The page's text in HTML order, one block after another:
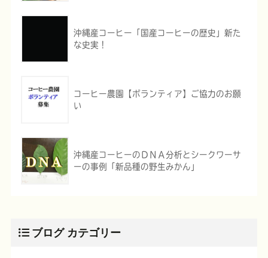
沖縄産コーヒー「国産コーヒーの歴史」新た
な史実！
コーヒー農園【ボランティア】ご協力のお願
い
沖縄産コーヒーのＤＮＡ分析とシークワーサ
ーの事例「新品種の野生みかん」
ブログ カテゴリー